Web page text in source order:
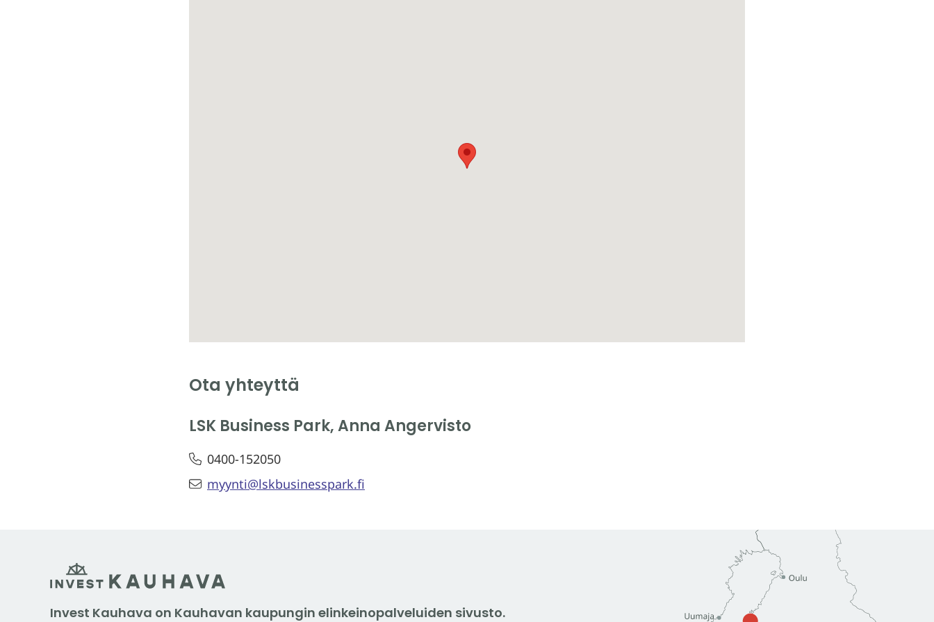
Ota yhteyttä
LSK Business Park, Anna Angervisto
0400-152050
myynti@lskbusinesspark.fi
Invest Kauhava on Kauhavan kaupungin elinkeinopalveluiden sivusto.